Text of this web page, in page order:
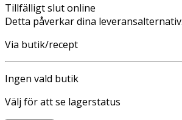
Tillfälligt slut online
Detta påverkar dina leveransalternativ.
Via butik/recept
Ingen vald butik
Välj för att se lagerstatus